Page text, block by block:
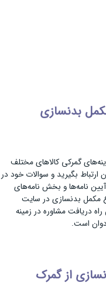
بدنسازی
گمرکی کالاهای مختلف
بگیرید و سوالات خود در
نامه‌ها و بخش نامه‌های
مکمل بدنسازی در سایت
دریافت مشاوره در زمینه
است.
از گمرک